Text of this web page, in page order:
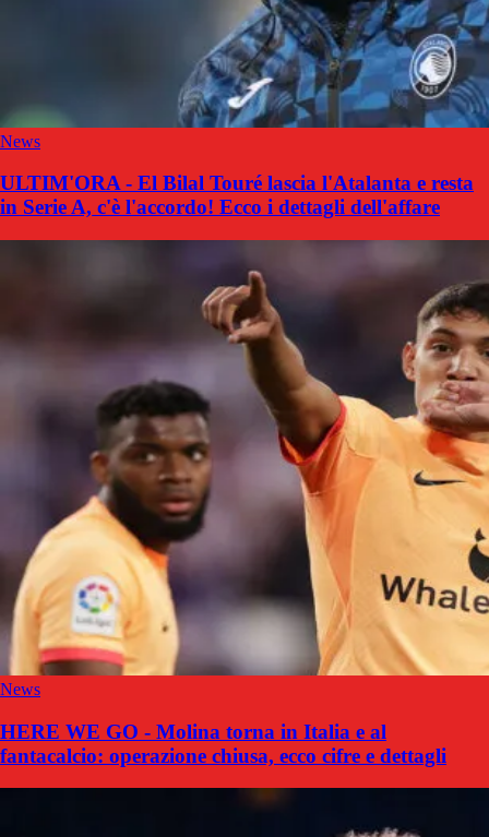
News
ULTIM'ORA - El Bilal Touré lascia l'Atalanta e resta
in Serie A, c'è l'accordo! Ecco i dettagli dell'affare
News
HERE WE GO - Molina torna in Italia e al
fantacalcio: operazione chiusa, ecco cifre e dettagli